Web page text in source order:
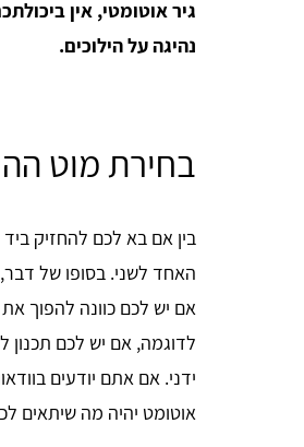
גיר אוטומטי, אין
נהיגה על הילוכים.
בחירת מוט
בין אם בא לכם להחזיק ביד
האחד לשני. בסופו של
אם יש לכם כוונה להפוך
לדוגמה, אם יש לכם תכנון
ידני. אם אתם יודעים
אוטומט יהיה מה שיתאים